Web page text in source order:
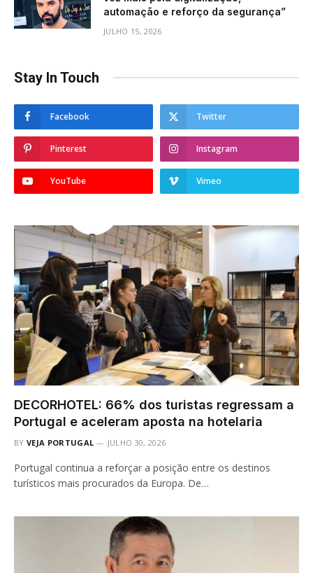
automação e reforço da segurança”
JULHO 15, 2026
Stay In Touch
Facebook Twitter
Pinterest Instagram
YouTube Vimeo
DECORHOTEL: 66% dos turistas regressam a
Portugal e aceleram aposta na hotelaria
BY VEJA PORTUGAL JULHO 30, 2026
Portugal continua a reforçar a posição entre os destinos
turísticos mais procurados da Europa. De…